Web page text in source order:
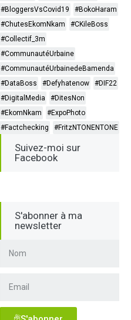
#BloggersVsCovid19
#BokoHaram
#ChutesEkomNkam
#CKileBoss
#Collectif_3m
#CommunautéUrbaine
#CommunautéUrbainedeBamenda
#DataBoss
#Defyhatenow
#DIF22
#DigitalMedia
#DitesNon
#EkomNkam
#ExpoPhoto
#Factchecking
#FritzNTONENTONE
Suivez-moi sur
Facebook
S'abonner à ma
newsletter